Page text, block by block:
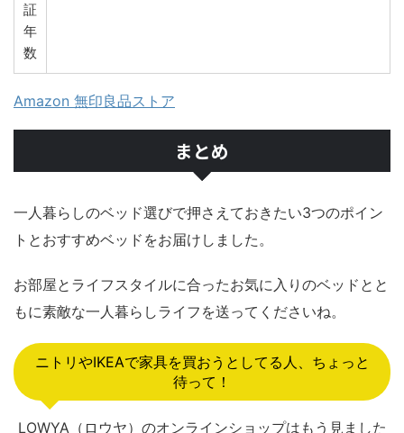
証
年
数
Amazon 無印良品ストア
まとめ
一人暮らしのベッド選びで押さえておきたい3つのポイン
トとおすすめベッドをお届けしました。
お部屋とライフスタイルに合ったお気に入りのベッドとと
もに素敵な一人暮らしライフを送ってくださいね。
ニトリやIKEAで家具を買おうとしてる人、ちょっと
待って！
LOWYA（ロウヤ）のオンラインショップはもう見ました